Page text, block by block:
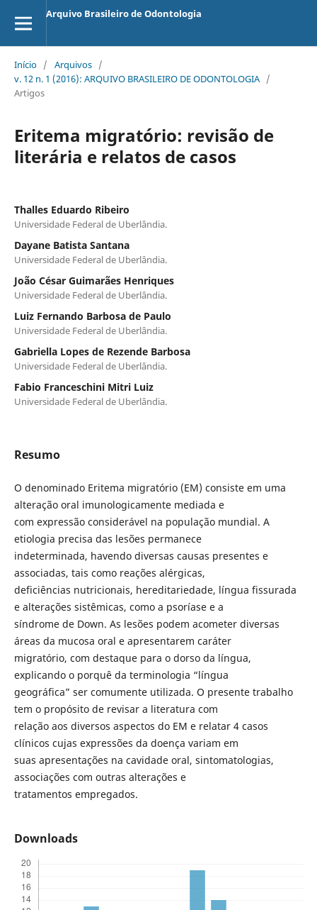
Arquivo Brasileiro de Odontologia
Início / Arquivos /
v. 12 n. 1 (2016): ARQUIVO BRASILEIRO DE ODONTOLOGIA /
Artigos
Eritema migratório: revisão de
literária e relatos de casos
Thalles Eduardo Ribeiro
Universidade Federal de Uberlândia.
Dayane Batista Santana
Universidade Federal de Uberlândia.
João César Guimarães Henriques
Universidade Federal de Uberlândia.
Luiz Fernando Barbosa de Paulo
Universidade Federal de Uberlândia.
Gabriella Lopes de Rezende Barbosa
Universidade Federal de Uberlândia.
Fabio Franceschini Mitri Luiz
Universidade Federal de Uberlândia.
Resumo
O denominado Eritema migratório (EM) consiste em uma
alteração oral imunologicamente mediada e
com expressão considerável na população mundial. A
etiologia precisa das lesões permanece
indeterminada, havendo diversas causas presentes e
associadas, tais como reações alérgicas,
deficiências nutricionais, hereditariedade, língua fissurada
e alterações sistêmicas, como a psoríase e a
síndrome de Down. As lesões podem acometer diversas
áreas da mucosa oral e apresentarem caráter
migratório, com destaque para o dorso da língua,
explicando o porquê da terminologia “língua
geográfica” ser comumente utilizada. O presente trabalho
tem o propósito de revisar a literatura com
relação aos diversos aspectos do EM e relatar 4 casos
clínicos cujas expressões da doença variam em
suas apresentações na cavidade oral, sintomatologias,
associações com outras alterações e
tratamentos empregados.
Downloads